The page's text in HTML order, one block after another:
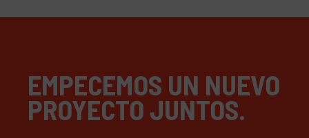
EMPECEMOS UN NUEVO
PROYECTO JUNTOS.